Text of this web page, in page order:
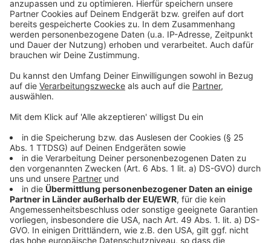
die Entsorgung ohne Beeinträchtigungen für die
Nachbarschaft erfolgt. Voraussichtlich morgen (13.
November 2024) soll die Substanz vollständig
neutralisiert sein, sodass Ermittler und Aufräumtrupps
Anzeige
Weitere Meldungen aus Leverkusen
Anzeige
Aufbau für die Weihnachtsmärkte in Leverkusen läuft
Leverkusen: Hitdorfer Fähre fährt nur eingeschränkt